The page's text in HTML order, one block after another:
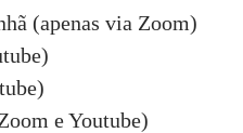
(apenas via Zoom)
e Youtube)